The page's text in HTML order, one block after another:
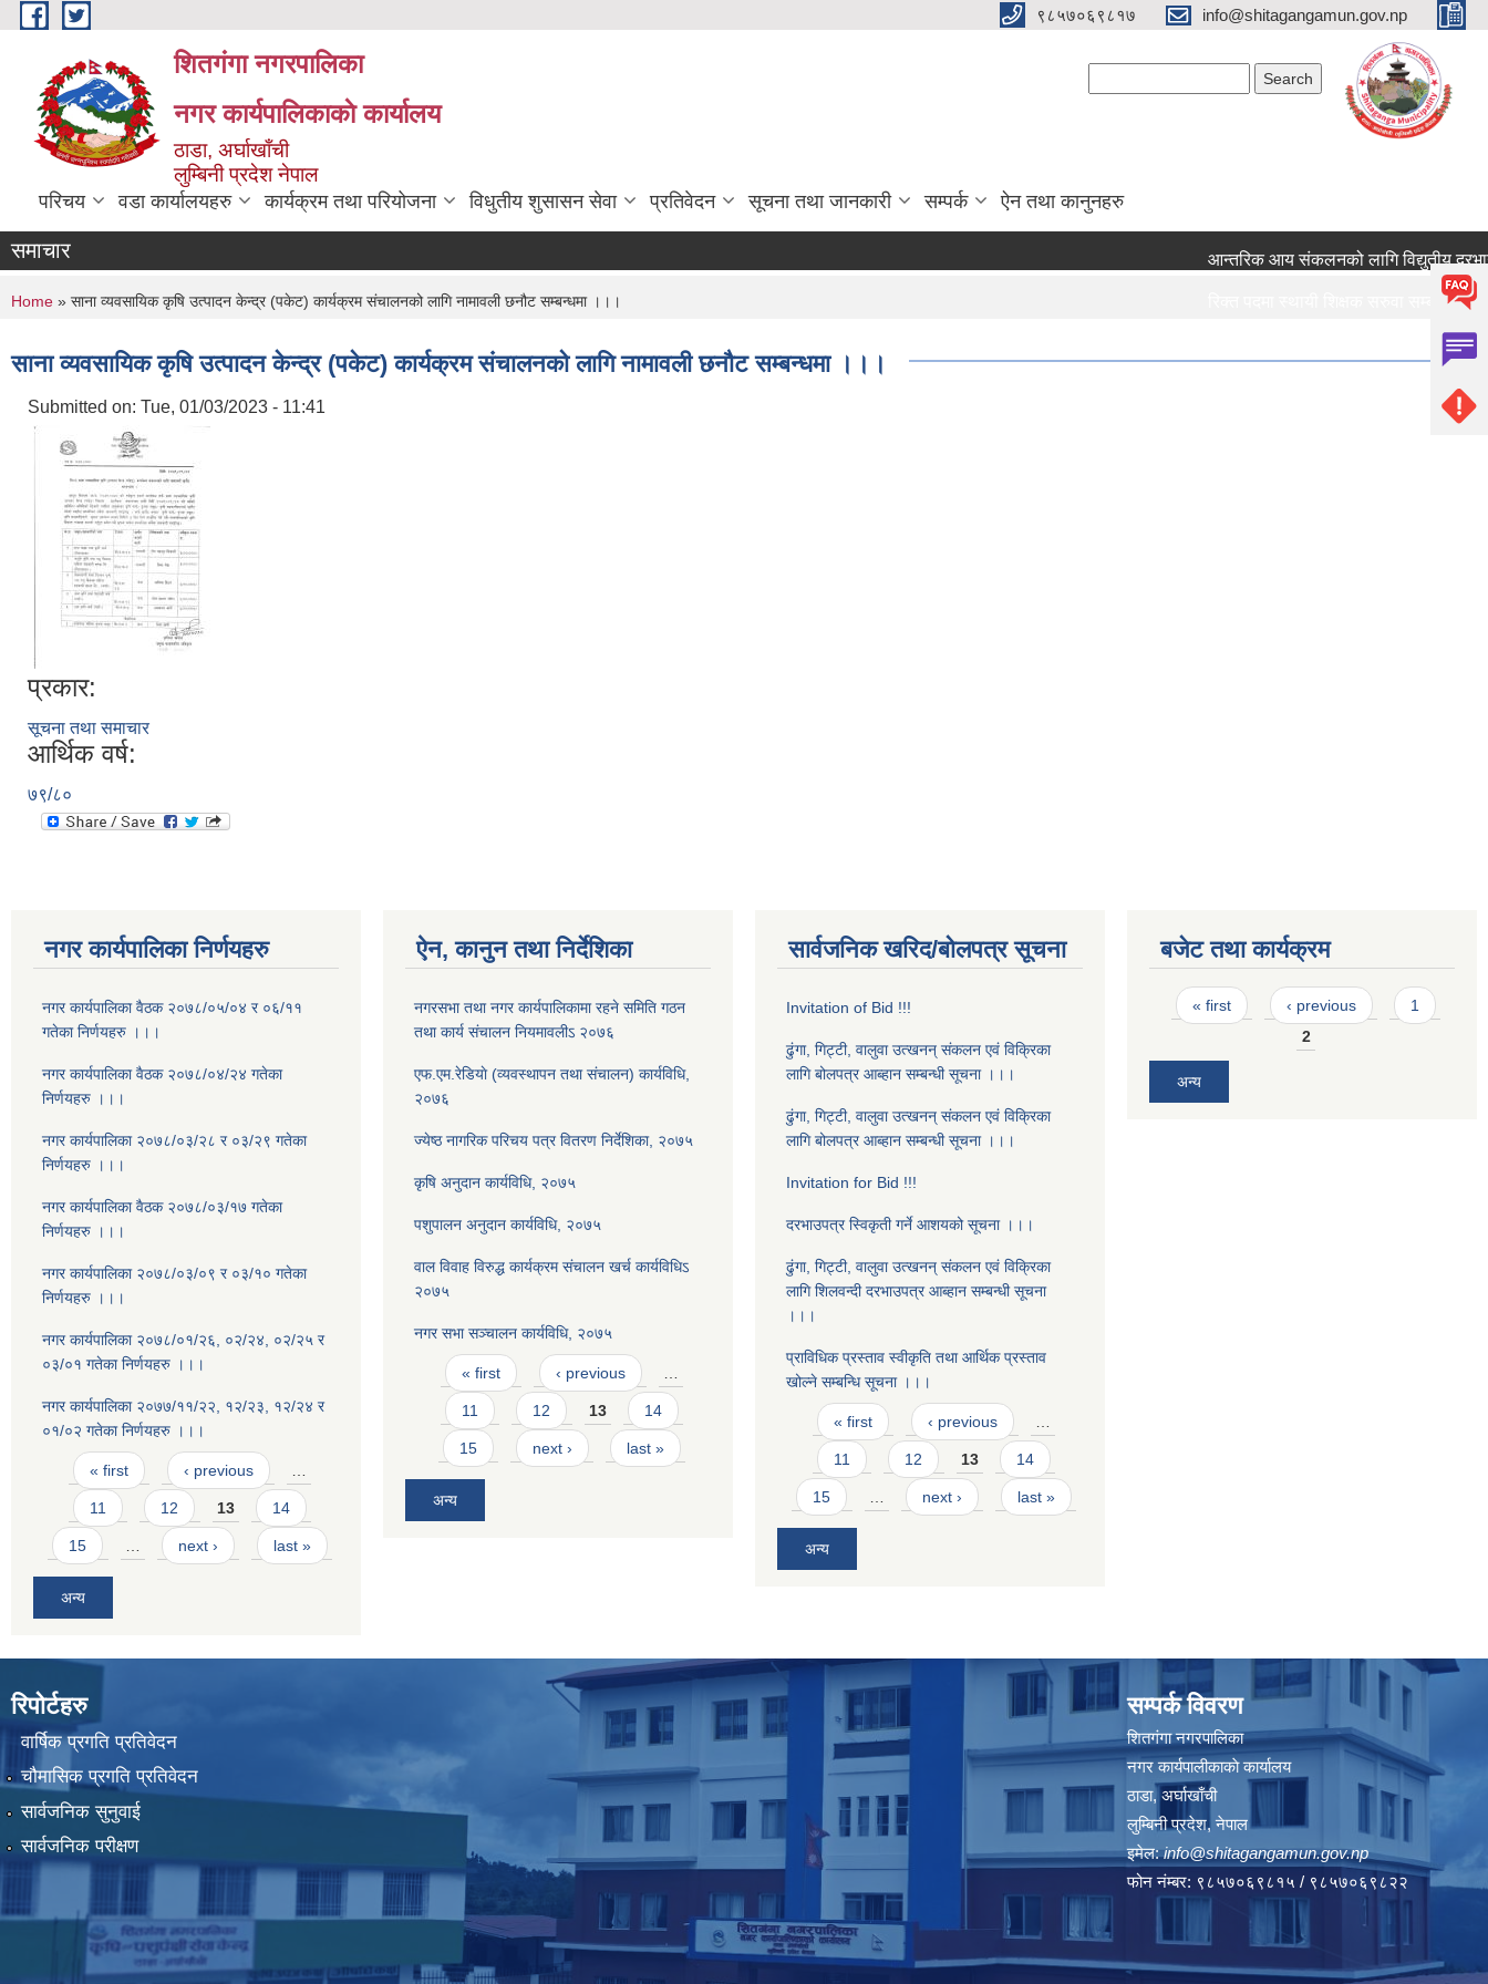
Skip to main content ९८५७०६९८१७ info@shitagangamun.gov.np
शितगंगा नगरपालिका
नगर कार्यपालिकाकाे कार्यालय
ठाडा, अर्घाखाँची
लुम्बिनी प्रदेश नेपाल
परिचय वडा कार्यालयहरु कार्यक्रम तथा परियोजना विधुतीय शुसासन सेवा प्रतिवेदन सूचना तथा जानकारी सम्पर्क ऐन तथा कानुनहरु
समाचार आन्तरिक आय संकलनको लागि विद्युतीय
रिक्त पदमा स्थायी शिक्षक सरुवा सम्बन्धमा ।।।
रिक्त पदमा स्थायी शिक्षक सरुवा सम्बन्धमा ।।।
You are here
Home » साना व्यवसायिक कृषि उत्पादन केन्द्र (पकेट) कार्यक्रम संचालनको लागि नामावली छनौट सम्बन्धमा ।।।
साना व्यवसायिक कृषि उत्पादन केन्द्र (पकेट) कार्यक्रम संचालनको लागि नामावली छनौट सम्बन्धमा ।।।
Submitted on: Tue, 01/03/2023 - 11:41
प्रकार:
सूचना तथा समाचार
आर्थिक वर्ष:
७९/८०
नगर कार्यपालिका निर्णयहरु
नगर कार्यपालिका वैठक २०७८/०५/०४ र ०६/११
गतेका निर्णयहरु ।।।
नगर कार्यपालिका वैठक २०७८/०४/२४ गतेका
निर्णयहरु ।।।
नगर कार्यपालिका २०७८/०३/२८ र ०३/२९ गतेका
निर्णयहरु ।।।
नगर कार्यपालिका वैठक २०७८/०३/१७ गतेका
निर्णयहरु ।।।
नगर कार्यपालिका २०७८/०३/०९ र ०३/१० गतेका
निर्णयहरु ।।।
नगर कार्यपालिका २०७८/०१/२६, ०२/२४, ०२/२५ र
०३/०१ गतेका निर्णयहरु ।।।
नगर कार्यपालिका २०७७/११/२२, १२/२३, १२/२४ र
०१/०२ गतेका निर्णयहरु ।।।
Pages
« first ‹ previous
11 12 13 14
15 next › last »
अन्य
ऐन, कानुन तथा निर्देशिका
नगरसभा तथा नगर कार्यपालिकामा रहने समिति गठन
तथा कार्य संचालन नियमावलीऽ २०७६
एफ.एम.रेडियाे (व्यवस्थापन तथा संचालन) कार्यविधि,
२०७६
ज्येष्ठ नागरिक परिचय पत्र वितरण निर्देशिका, २०७५
कृषि अनुदान कार्यविधि, २०७५
पशुपालन अनुदान कार्यविधि, २०७५
वाल विवाह विरुद्ध कार्यक्रम संचालन खर्च कार्यविधिऽ
२०७५
नगर सभा सञ्चालन कार्यविधि, २०७५
Pages
« first ‹ previous
11 12 13 14
15 next › last »
अन्य
सार्वजनिक खरिद/बोलपत्र सूचना
Invitation of Bid !!!
ढुंगा, गिट्टी, वालुवा उत्खनन् संकलन एवं विक्रिका
लागि बोलपत्र आब्हान सम्बन्धी सूचना ।।।
ढुंगा, गिट्टी, वालुवा उत्खनन् संकलन एवं विक्रिका
लागि बोलपत्र आब्हान सम्बन्धी सूचना ।।।
Invitation for Bid !!!
दरभाउपत्र स्विकृती गर्ने आशयको सूचना ।।।
ढुंगा, गिट्टी, वालुवा उत्खनन् संकलन एवं विक्रिका
लागि शिलवन्दी दरभाउपत्र आब्हान सम्बन्धी सूचना
।।।
प्राविधिक प्रस्ताव स्वीकृति तथा आर्थिक प्रस्ताव
खोल्ने सम्बन्धि सूचना ।।।
Pages
« first ‹ previous
11 12 13 14
15 next › last »
अन्य
बजेट तथा कार्यक्रम
Pages
« first ‹ previous
1
2
अन्य
रिपोर्टहरु
वार्षिक प्रगति प्रतिवेदन
चौमासिक प्रगति प्रतिवेदन
सार्वजनिक सुनुवाई
सार्वजनिक परीक्षण
सम्पर्क विवरण
शितगंगा नगरपालिका
नगर कार्यपालीकाकाे कार्यालय
ठाडा, अर्घाखाँची
लुम्बिनी प्रदेश, नेपाल
इमेल:info@shitagangamun.gov.np
फोन नंम्बर: ९८५७०६९८१५ / ९८५७०६९८२२